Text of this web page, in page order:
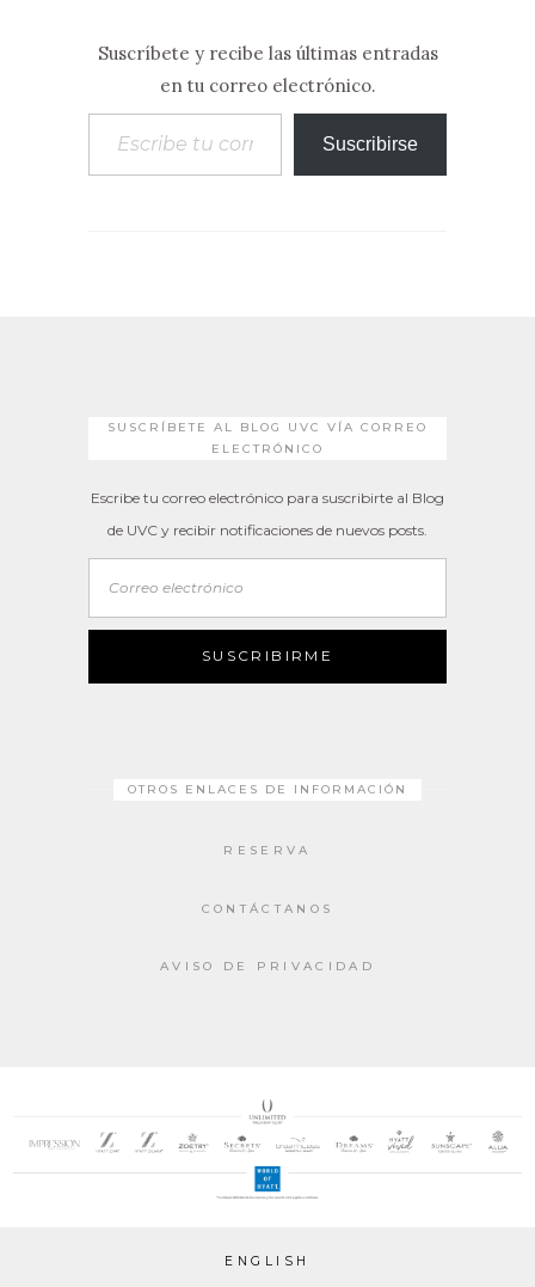
Suscríbete y recibe las últimas entradas
en tu correo electrónico.
Escribe tu correo electrónico…
Suscribirse
SUSCRÍBETE AL BLOG UVC VÍA CORREO
ELECTRÓNICO
Escribe tu correo electrónico para suscribirte al Blog
de UVC y recibir notificaciones de nuevos posts.
SUSCRIBIRME
OTROS ENLACES DE INFORMACIÓN
RESERVA
CONTÁCTANOS
AVISO DE PRIVACIDAD
ENGLISH